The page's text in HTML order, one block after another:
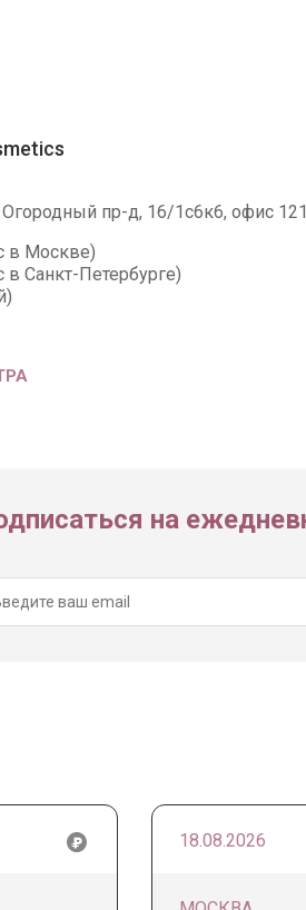
пр-д, 16/1с6к6, офис
в Москве)
Санкт-Петербурге)
на
18.08.2026